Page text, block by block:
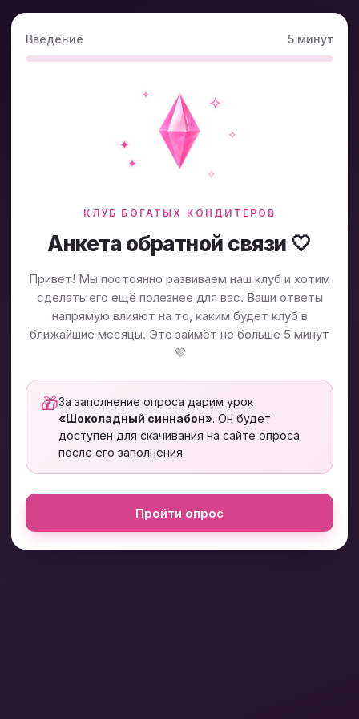
Введение 5 минут
✦ ✧
✦
✧
✦
✧
КЛУБ БОГАТЫХ КОНДИТЕРОВ
Анкета обратной связи 🤍
Привет! Мы постоянно развиваем наш клуб и хотим
сделать его ещё полезнее для вас. Ваши ответы
напрямую влияют на то, каким будет клуб в
ближайшие месяцы. Это займёт не больше 5 минут
💜
🎁За заполнение опроса дарим урок
«Шоколадный синнабон». Он будет
доступен для скачивания на сайте опроса
после его заполнения.
Пройти опрос